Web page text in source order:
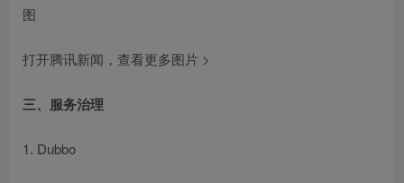
打开腾讯新闻，查看更多图片 >
三、服务治理
1. Dubbo